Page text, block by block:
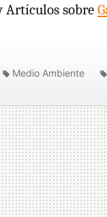
Artículos sobre
Medio Ambiente